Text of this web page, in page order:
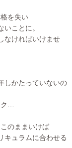
を失い
ことに。
なければいけませ
しかたっていないの
ク…
のままいけば
キュラムに合わせる